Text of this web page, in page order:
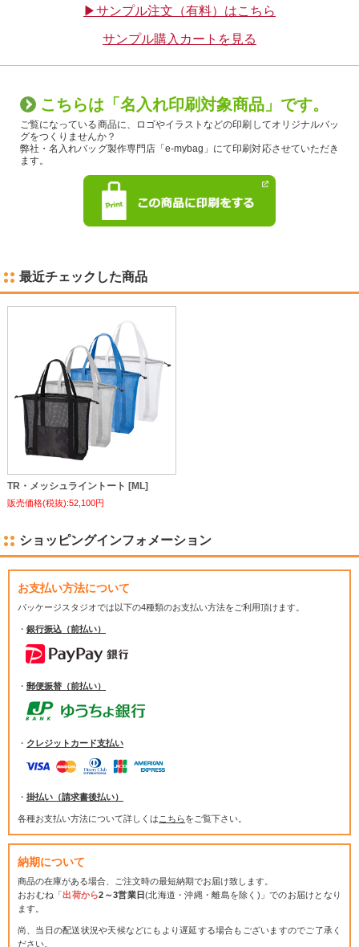
▶サンプル注文（有料）はこちら
サンプル購入カートを見る
こちらは「名入れ印刷対象商品」です。
ご覧になっている商品に、ロゴやイラストなどの印刷してオリジナルバッ
グをつくりませんか？
弊社・名入れバッグ製作専門店「e-mybag」にて印刷対応させていただき
ます。
最近チェックした商品
TR・メッシュライントート [ML]
販売価格(税抜):52,100円
ショッピングインフォメーション
お支払い方法について
パッケージスタジオでは以下の4種類のお支払い方法をご利用頂けます。
・ 銀行振込（前払い）
・ 郵便振替（前払い）
・ クレジットカード支払い
・ 掛払い（請求書後払い）
各種お支払い方法について詳しくは こちらをご覧下さい。
納期について
商品の在庫がある場合、ご注文時の最短納期でお届け致します。
おおむね「出荷から2～3営業日(北海道・沖縄・離島を除く)」でのお届けとなり
ます。
尚、当日の配送状況や天候などにもより遅延する場合もございますのでご了承く
ださい。